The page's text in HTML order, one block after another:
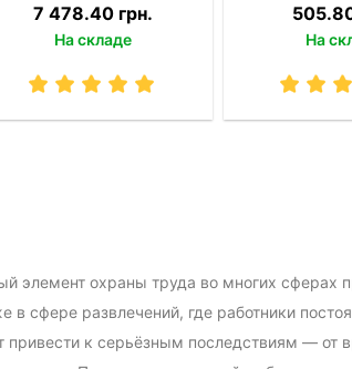
7 478.40 грн.
На складе На
элемент охраны труда во многих сферах
в сфере развлечений, где работники
привести к серьёзным последствиям — от